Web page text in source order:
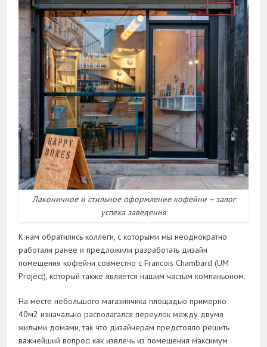
Лаконичное и стильное оформление кофейни – залог
успеха заведения
К нам обратились коллеги, с которыми мы неоднократно
работали ранее и предложили разработать дизайн
помещения кофейни совместно с Francois Chambard (UM
Project), который также является нашим частым компаньоном.
На месте небольшого магазинчика площадью примерно
40м2 изначально располагался переулок между двумя
жилыми домами, так что дизайнерам предстояло решить
важнейший вопрос: как извлечь из помещения максимум